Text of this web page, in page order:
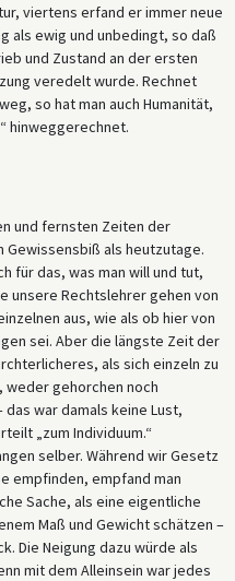
viertens erfand er immer neue
als ewig und unbedingt, so daß
und Zustand an der ersten
veredelt wurde. Rechnet
so hat man auch Humanität,
hinweggerechnet.
und fernsten Zeiten der
Gewissensbiß als heutzutage.
für das, was man will und tut,
unsere Rechtslehrer gehen von
aus, wie als ob hier von
sei. Aber die längste Zeit der
als sich einzeln zu
weder gehorchen noch
war damals keine Lust,
„zum Individuum.“
selber. Während wir Gesetz
empfinden, empfand man
Sache, als eine eigentliche
Maß und Gewicht schätzen –
Die Neigung dazu würde als
mit dem Alleinsein war jedes